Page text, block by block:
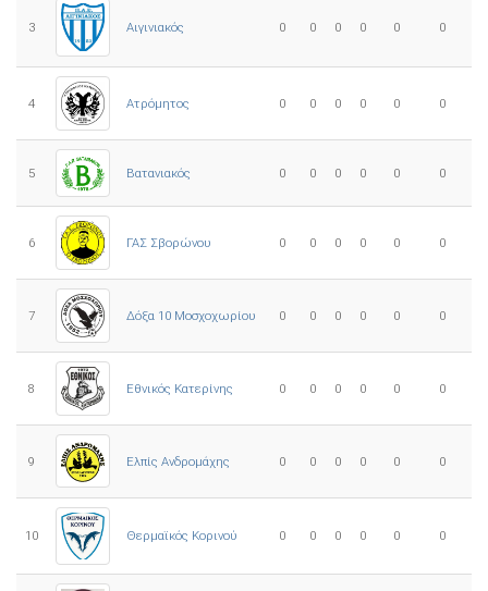
3 Αιγινιακός 0 0 0 0 0 0
4 Ατρόμητος 0 0 0 0 0 0
5 Βατανιακός 0 0 0 0 0 0
6 ΓΑΣ Σβορώνου 0 0 0 0 0 0
7 Δόξα 10 Μοσχοχωρίου 0 0 0 0 0 0
8 Εθνικός Κατερίνης 0 0 0 0 0 0
9 Ελπίς Ανδρομάχης 0 0 0 0 0 0
10 Θερμαϊκός Κορινού 0 0 0 0 0 0